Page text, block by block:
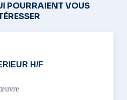
POURRAIENT VOUS
H/F